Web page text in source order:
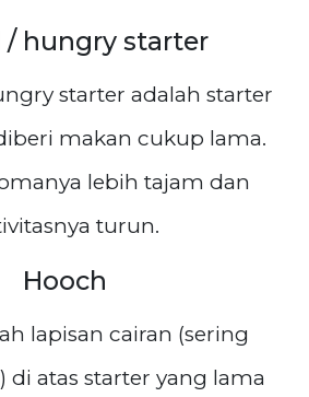
/ hungry starter
starter adalah starter
makan cukup lama.
lebih tajam dan
turun.
Hooch
lapisan cairan (sering
di atas starter yang lama